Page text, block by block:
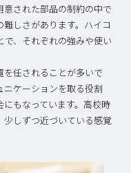
された部品の制約の中で
しさがあります。ハイコ
、それぞれの強みや使い
任されることが多いで
ケーションを取る役割
もなっています。高校時
しずつ近づいている感覚